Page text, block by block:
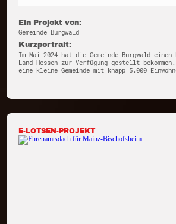
Ein Projekt von:
Gemeinde Burgwald
Kurzportrait:
Im Mai 2024 hat die Gemeinde Burgwald einen
Land Hessen zur Verfügung gestellt
eine kleine Gemeinde mit knapp 5.000
E-LOTSEN-PROJEKT